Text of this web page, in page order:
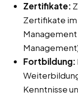
Zertifikate:
Zertifikate im
Management
Fortbildung:
Kenntnisse